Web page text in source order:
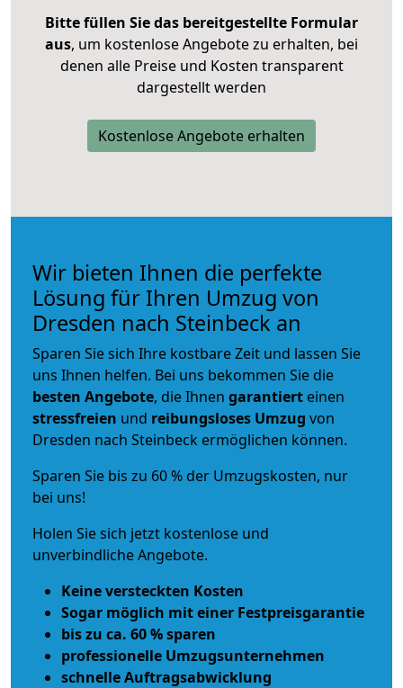
Bitte füllen Sie das bereitgestellte Formular
aus, um kostenlose Angebote zu erhalten, bei
denen alle Preise und Kosten transparent
dargestellt werden
Kostenlose Angebote erhalten
Wir bieten Ihnen die perfekte
Lösung für Ihren Umzug von
Dresden nach Steinbeck an
Sparen Sie sich Ihre kostbare Zeit und lassen Sie
uns Ihnen helfen. Bei uns bekommen Sie die
besten Angebote, die Ihnen garantiert einen
stressfreien und reibungsloses Umzug von
Dresden nach Steinbeck ermöglichen können.
Sparen Sie bis zu 60 % der Umzugskosten, nur
bei uns!
Holen Sie sich jetzt kostenlose und
unverbindliche Angebote.
Keine versteckten Kosten
Sogar möglich mit einer Festpreisgarantie
bis zu ca. 60 % sparen
professionelle Umzugsunternehmen
schnelle Auftragsabwicklung